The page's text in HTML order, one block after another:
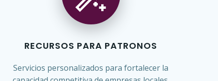
RECURSOS PARA PATRONOS
Servicios personalizados para fortalecer la